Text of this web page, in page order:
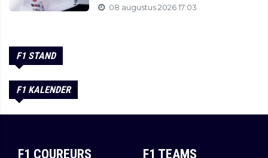
08 augustus 2026 17:03
F1 STAND
F1 KALENDER
F1 COUREURS F1 TEAMS